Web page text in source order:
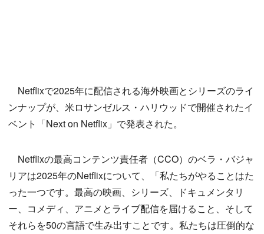
Netflixで2025年に配信される海外映画とシリーズのライ
ンナップが、米ロサンゼルス・ハリウッドで開催されたイ
ベント「Next on Netflix」で発表された。
Netflixの最高コンテンツ責任者（CCO）のベラ・バジャ
リアは2025年のNetflixについて、「私たちがやることはた
った一つです。最高の映画、シリーズ、ドキュメンタリ
ー、コメディ、アニメとライブ配信を届けること、そして
それらを50の言語で生み出すことです。私たちは圧倒的な